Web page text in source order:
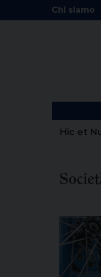
Chi siamo
Hic et